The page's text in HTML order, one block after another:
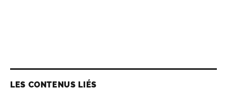
LES CONTENUS LIÉS